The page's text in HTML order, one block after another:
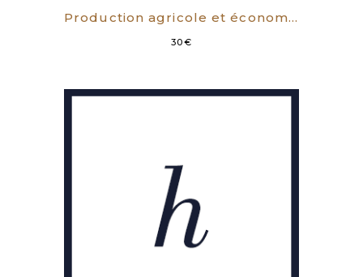
Production agricole et économie rurale.
30€